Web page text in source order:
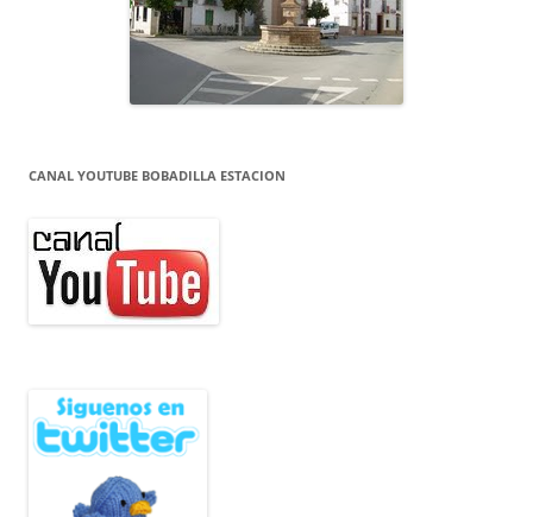
CANAL YOUTUBE BOBADILLA ESTACION